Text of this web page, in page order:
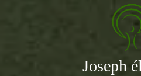
Joseph